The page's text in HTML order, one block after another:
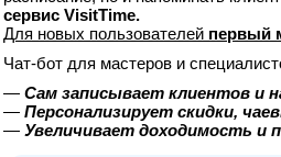
сервис VisitTime.
Для новых пользователей первый
Чат-бот для мастеров и
— Сам записывает клиентов и
— Персонализирует скидки,
— Увеличивает доходимость и